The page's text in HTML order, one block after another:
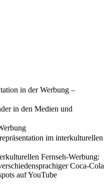
in der Werbung –
in den Medien und
im interkulturellen
Fernseh-Werbung:
Coca-Cola
auf YouTube